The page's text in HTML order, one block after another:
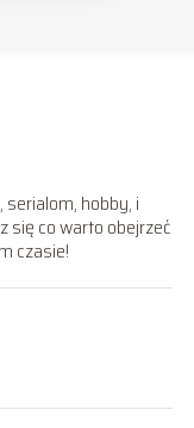
hobby, i
się co warto obejrzeć
czasie!